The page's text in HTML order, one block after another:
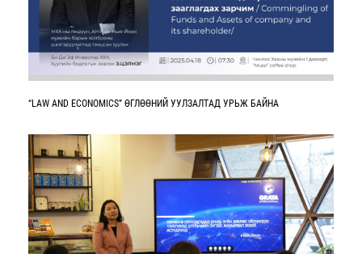
“LAW AND ECONOMICS” ӨГЛӨӨНИЙ УУЛЗАЛТАД УРЬЖ БАЙНА